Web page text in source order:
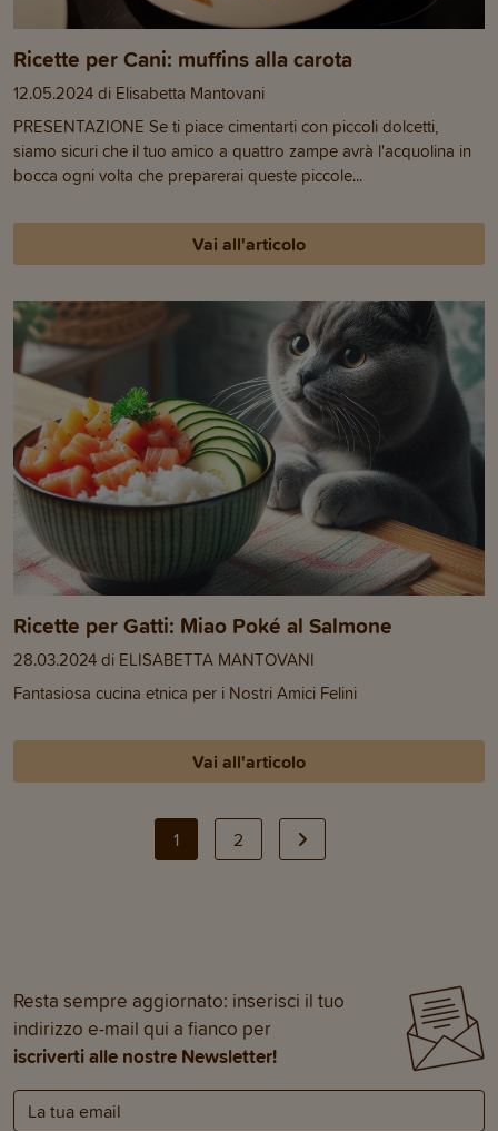
Ricette per Cani: muffins alla carota
12.05.2024 di Elisabetta Mantovani
PRESENTAZIONE Se ti piace cimentarti con piccoli dolcetti,
siamo sicuri che il tuo amico a quattro zampe avrà l'acquolina in
bocca ogni volta che preparerai queste piccole...
Vai all'articolo
Ricette per Gatti: Miao Poké al Salmone
28.03.2024 di ELISABETTA MANTOVANI
Fantasiosa cucina etnica per i Nostri Amici Felini
Vai all'articolo
1 2
Resta sempre aggiornato: inserisci il tuo
indirizzo e-mail qui a fianco per
iscriverti alle nostre Newsletter!